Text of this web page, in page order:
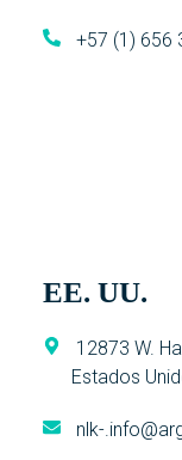
+57 (1) 656
EE. UU.
12873 W.
Estados
nlk-